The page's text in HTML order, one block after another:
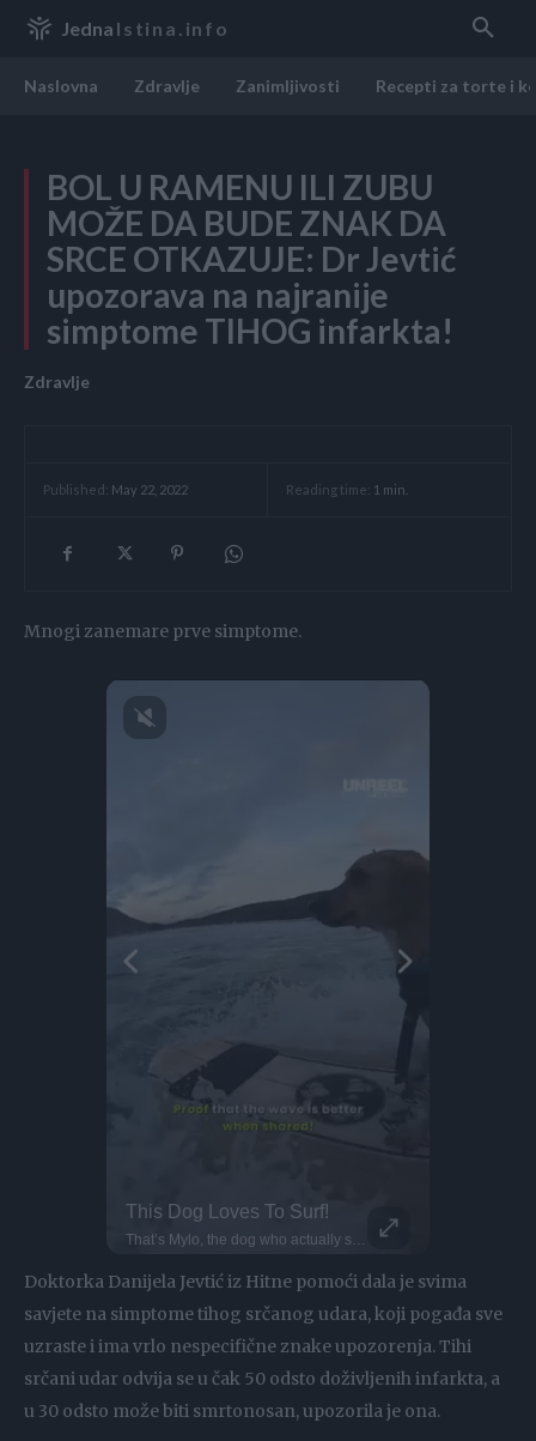
Jedna Istina.info
Naslovna Zdravlje Zanimljivosti Recepti za torte i
BOL U RAMENU ILI ZUBU
MOŽE DA BUDE ZNAK DA
SRCE OTKAZUJE: Dr Jevtić
upozorava na najranije
simptome TIHOG infarkta!
Zdravlje
Published: May 22, 2022 Reading time: 1 min.
Mnogi zanemare prve simptome.
This Dog Loves To Surf!
That’s Mylo, the dog who actually surfs. This little guy even dances when he wants to get on the water! Surf dogs like Mylo train gradually, starting on the sand as puppies before hitting the ocean. Hawaii is one of the few places where dog surfing is a full-on culture. Proof that the wave is better when shared!
Doktorka Danijela Jevtić iz Hitne pomoći dala je svima
savjete na simptome tihog srčanog udara, koji pogađa sve
uzraste i ima vrlo nespecifične znake upozorenja. Tihi
srčani udar odvija se u čak 50 odsto doživljenih infarkta, a
u 30 odsto može biti smrtonosan, upozorila je ona.